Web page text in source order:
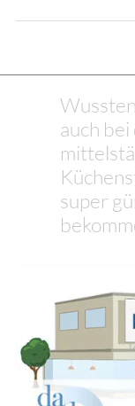
auch
super